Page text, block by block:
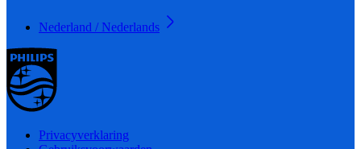
Nederland / Nederlands
Privacyverklaring